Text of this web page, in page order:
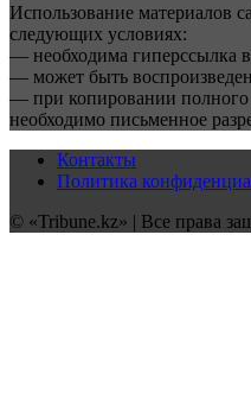
Использование материалов
следующих условиях:
— необходима гиперссылка
— может быть
— при копировании полного
необходимо письменное
Контакты
Политика
© «Tribune.kz» | Все права